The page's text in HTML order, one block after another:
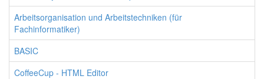
Arbeitsorganisation und Arbeitstechniken (für
Fachinformatiker)
BASIC
CoffeeCup - HTML Editor